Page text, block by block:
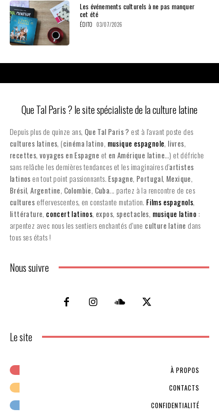
Les événements culturels à ne pas manquer
cet été
ÉDITO 03/07/2026
Que Tal Paris ? le site spécialiste de la culture latine
Depuis plus de quinze ans, Que Tal Paris ? est à l'avant poste des
cultures latines, (cinéma latino, musique espagnole, livres,
recettes,voyages en Espagne et en Amérique latine…) et défriche
sans relâche les dernières tendances et les imaginaires d'artistes
latinos en tout point passionnants. Espagne, Portugal, Mexique,
Brésil,Argentine, Colombie, Cuba... partez à la rencontre de ces
cultures effervescentes, en constante mutation. Films espagnols,
littérature, concert latinos, expos, spectacles, musique latino :
arpentez avec nous les sentiers enchantés d’une culture latine dans
tous ses états !
Nous suivre
Le site
À PROPOS
CONTACTS
CONFIDENTIALITÉ